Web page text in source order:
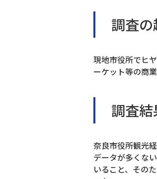
調査の
現地市役所でヒ
ーケット等の商
調査結
奈良市役所観光
データが多くな
いること、その